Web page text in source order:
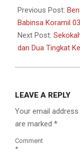
01-
31
Previous Post:
Babinsa Koramil
Next Post:
dan Dua Tingkat
LEAVE A REPLY
Your email
are marked *
Comment
*